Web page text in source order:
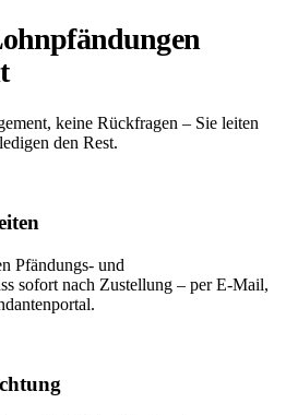
keine Rückfragen – Sie leiten
den Rest.
Pfändungs- und
sofort nach Zustellung – per E-Mail,